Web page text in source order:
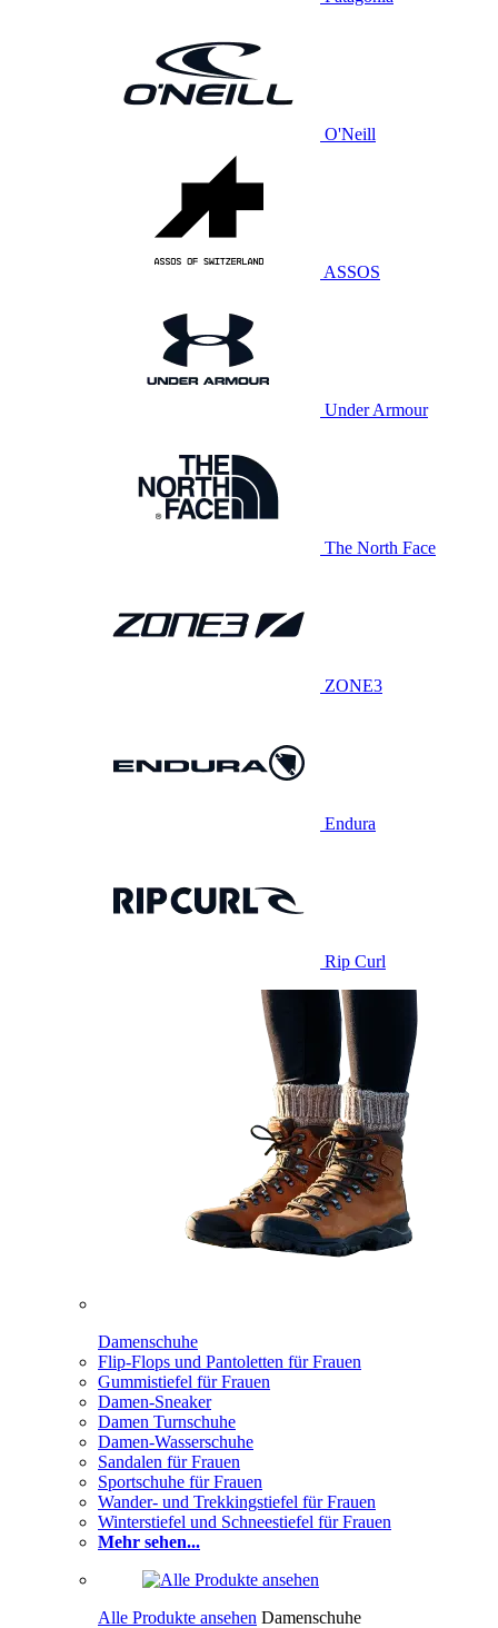
O'Neill
ASSOS
Under Armour
The North Face
ZONE3
Endura
Rip Curl
Damenschuhe
Flip-Flops und Pantoletten für Frauen
Gummistiefel für Frauen
Damen-Sneaker
Damen Turnschuhe
Damen-Wasserschuhe
Sandalen für Frauen
Sportschuhe für Frauen
Wander- und Trekkingstiefel für Frauen
Winterstiefel und Schneestiefel für Frauen
Mehr sehen...
Alle Produkte ansehen Damenschuhe